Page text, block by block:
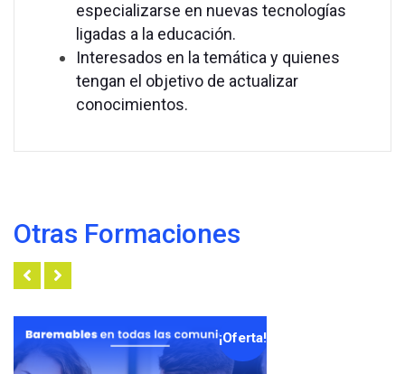
especializarse en nuevas tecnologías
ligadas a la educación.
Interesados en la temática y quienes
tengan el objetivo de actualizar
conocimientos.
Otras Formaciones
¡Oferta!